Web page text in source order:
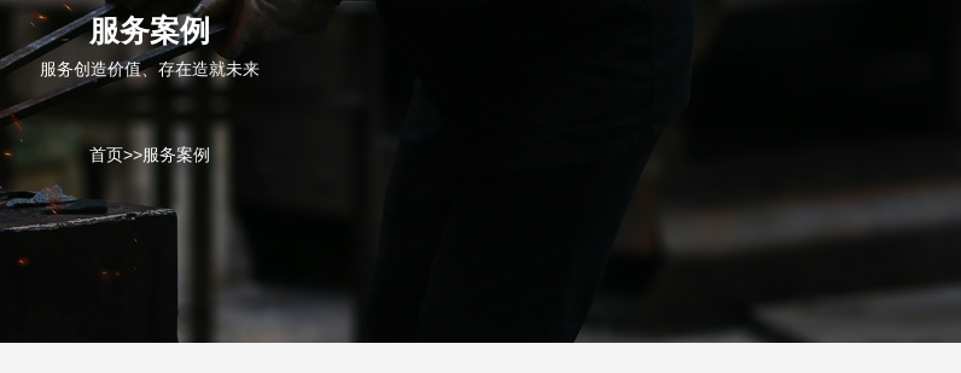
服务案例
服务创造价值、存在造就未来
首页>>服务案例